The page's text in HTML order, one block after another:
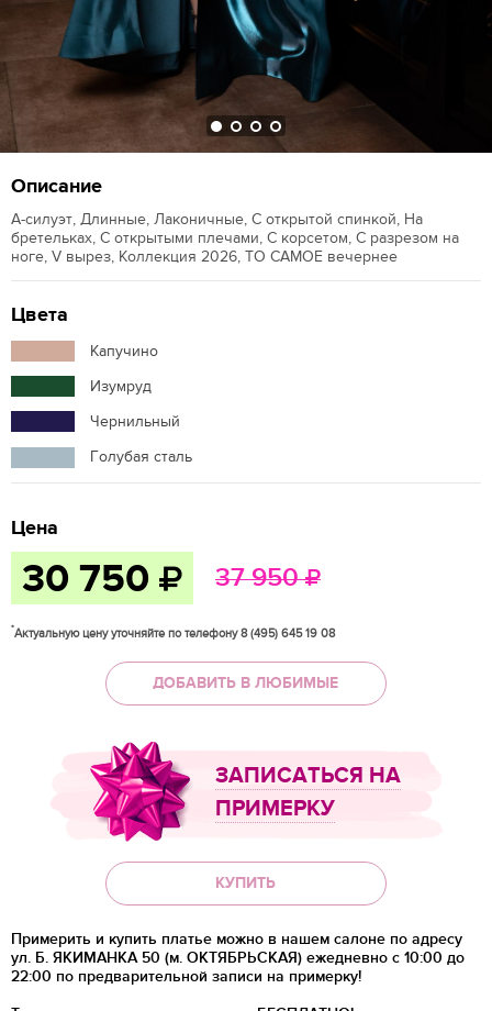
Описание
А-силуэт, Длинные, Лаконичные, С открытой спинкой, На
бретельках, С открытыми плечами, С корсетом, С разрезом на
ноге, V вырез, Коллекция 2026, ТО САМОЕ вечернее
Цвета
Капучино
Изумруд
Чернильный
Голубая сталь
Цена
30 750 37 950
*Актуальную цену уточняйте по телефону 8 (495) 645 19 08
ДОБАВИТЬ В ЛЮБИМЫЕ
ЗАПИСАТЬСЯ НА
ПРИМЕРКУ
КУПИТЬ
Примерить и купить платье можно в нашем салоне по адресу
ул. Б. ЯКИМАНКА 50 (м. ОКТЯБРЬСКАЯ) ежедневно с 10:00 до
22:00 по предварительной записи на примерку!